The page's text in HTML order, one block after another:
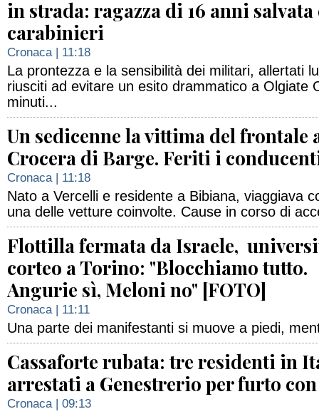
in strada: ragazza di 16 anni
carabinieri
Cronaca| 11:18
La prontezza e la sensibilità dei militari, allertati
riusciti ad evitare un esito drammatico a Olgiate
minuti...
Un sedicenne la vittima del frontale
Crocera di Barge. Feriti i
Cronaca| 11:18
Nato a Vercelli e residente a Bibiana, viaggiava
una delle vetture coinvolte. Cause in corso di
Flottilla fermata da Israele,
corteo a Torino: "Blocchiamo tutto.
Angurie sì, Meloni no" [FOTO]
Cronaca| 11:11
Una parte dei manifestanti si muove a piedi,
Cassaforte rubata: tre residenti in
arrestati a Genestrerio per furto con
Cronaca| 09:13